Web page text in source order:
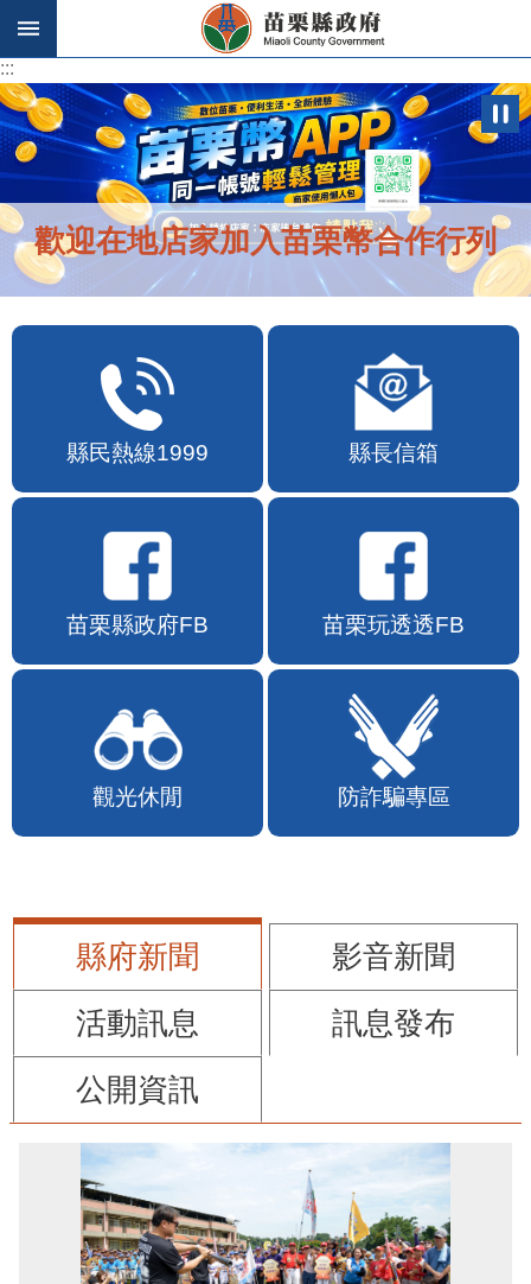
跳到主要內容區塊
:::
:::
歡迎在地店家加入苗栗幣合作行列
縣民熱線1999 縣長信箱
苗栗縣政府FB 苗栗玩透透FB
觀光休閒 防詐騙專區
縣府新聞
影音新聞
活動訊息
訊息發布
公開資訊